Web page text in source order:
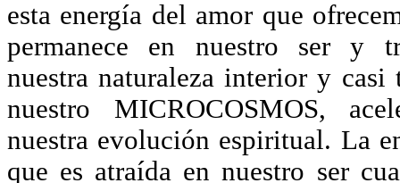
esta energía del amor que
permanece en nuestro ser y
nuestra naturaleza interior y casi
nuestro MICROCOSMOS,
nuestra evolución espiritual. La
que es atraída en nuestro ser